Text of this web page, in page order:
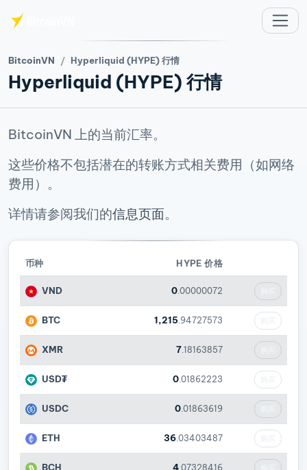
BitcoinVN Hyperliquid (HYPE) 行情
Hyperliquid (HYPE) 行情
BitcoinVN 上的当前汇率。
这些价格不包括潜在的转账方式相关费用（如网络
费用）。
详情请参阅我们的信息页面。
币种 HYPE 价格
VND 0 .00000072
BTC 1,215 .94727573
XMR 7 .18163857
USD₮ 0 .01862223
USDC 0 .01863619
ETH 36 .03403487
BCH 4 .07328416